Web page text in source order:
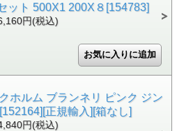
ット 500X1 200X８[154783]
円(税込)
ホルム ブランネリ ピンク ジン
正規輸入][箱なし]
円(税込)